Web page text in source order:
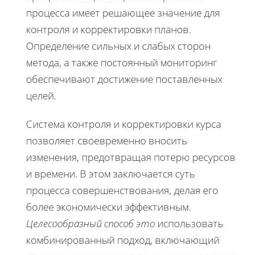
процесса имеет решающее значение для
контроля и корректировки планов.
Определение сильных и слабых сторон
метода, а также постоянный мониторинг
обеспечивают достижение поставленных
целей.
Система контроля и корректировки курса
позволяет своевременно вносить
изменения, предотвращая потерю ресурсов
и времени. В этом заключается суть
процесса совершенствования, делая его
более экономически эффективным.
Целесообразный способ это использовать
комбинированный подход, включающий